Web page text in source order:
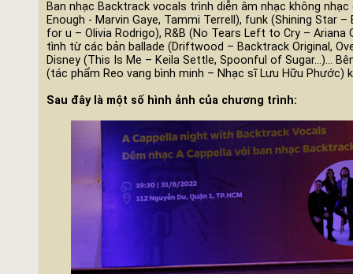
Ban nhạc Backtrack vocals trình diễn âm nhạc không
Enough - Marvin Gaye, Tammi Terrell), funk (Shining Star –
for u – Olivia Rodrigo), R&B (No Tears Left to Cry –
tình từ các bản ballade (Driftwood – Backtrack Original,
Disney (This Is Me – Keila Settle, Spoonful of Sugar...)...
(tác phẩm Reo vang bình minh – Nhạc sĩ Lưu Hữu Phước)
Sau đây là một số hình ảnh của chương trình: